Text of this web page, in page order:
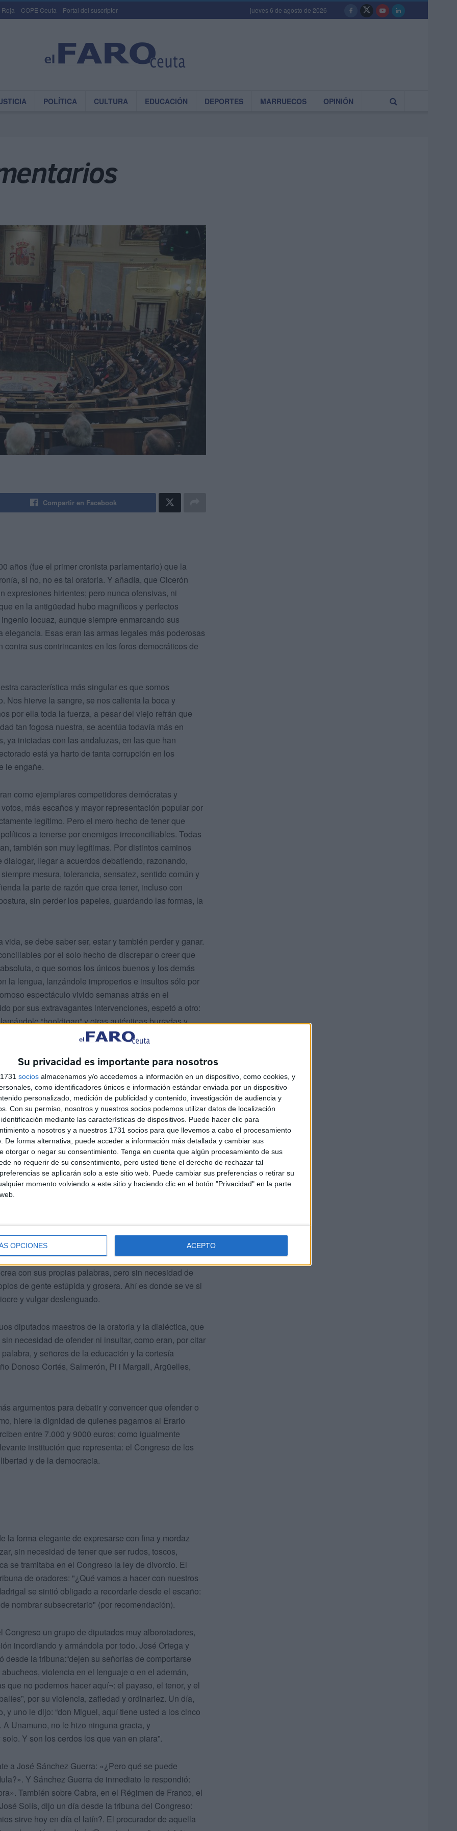
Su privacidad es importante para nosotros
socios almacenamos y/o accedemos a información en un dispositivo, como cookies, y
como identificadores únicos e información estándar enviada por un dispositivo
personalizado, medición de publicidad y contenido, investigación de audiencia y
Con su permiso, nosotros y nuestros socios podemos utilizar datos de localización
mediante las características de dispositivos. Puede hacer clic para
a nosotros y a nuestros 1731 socios para que llevemos a cabo el procesamiento
De forma alternativa, puede acceder a información más detallada y cambiar sus
otorgar o negar su consentimiento. Tenga en cuenta que algún procesamiento de sus
no requerir de su consentimiento, pero usted tiene el derecho de rechazar tal
se aplicarán solo a este sitio web. Puede cambiar sus preferencias o retirar su
momento volviendo a este sitio y haciendo clic en el botón "Privacidad" en la parte
OPCIONES ACEPTO
Roja COPE Ceuta Portal del suscriptor jueves 6 de agosto de 2026
POLÍTICA CULTURA EDUCACIÓN DEPORTES MARRUECOS OPINIÓN
Compartir en Facebook
años (fue el primer cronista parlamentario) que la
si no, no es tal oratoria. Y añadía, que Cicerón
expresiones hirientes; pero nunca ofensivas, ni
en la antigüedad hubo magníficos y perfectos
locuaz, aunque siempre enmarcando sus
Esas eran las armas legales más poderosas
sus contrincantes en los foros democráticos de
característica más singular es que somos
Nos hierve la sangre, se nos calienta la boca y
por ella toda la fuerza, a pesar del viejo refrán que
tan fogosa nuestra, se acentúa todavía más en
ya iniciadas con las andaluzas, en las que han
está ya harto de tanta corrupción en los
le engañe.
como ejemplares competidores demócratas y
más escaños y mayor representación popular por
legítimo. Pero el mero hecho de tener que
a tenerse por enemigos irreconciliables. Todas
también son muy legítimas. Por distintos caminos
llegar a acuerdos debatiendo, razonando,
mesura, tolerancia, sensatez, sentido común y
la parte de razón que crea tener, incluso con
sin perder los papeles, guardando las formas, la
se debe saber ser, estar y también perder y ganar.
por el solo hecho de discrepar o creer que
o que somos los únicos buenos y los demás
la lengua, lanzándole improperios e insultos sólo por
espectáculo vivido semanas atrás en el
por sus extravagantes intervenciones, espetó a otro:
“hooldigan” y otras auténticas burradas y
a contestarle: “usted es esa mezcla de serrín y
ministro dijo haber recibido de otro diputado
lo más asqueroso, indigno y vergonzoso que en el
y fanático de su causa para comportarse así. De ser
primer ministro británico, Winston Churchil, para que
no puede cambiar de opinión, y tampoco quiere
a expelerle a otro por su sucia boca tan repulsiva
filósofo griego Diógenes, que tan abandonado era
su propio síndrome de coleccionar basura.
Con lo rico que es el idioma español en
con ironía que pueda producir en el difamador el
con sus propias palabras, pero sin necesidad de
de gente estúpida y grosera. Ahí es donde se ve si
y vulgar deslenguado.
diputados maestros de la oratoria y la dialéctica, que
necesidad de ofender ni insultar, como eran, por citar
y señores de la educación y la cortesía
Donoso Cortés, Salmerón, Pi i Margall, Argüelles,
argumentos para debatir y convencer que ofender o
hiere la dignidad de quienes pagamos al Erario
entre 7.000 y 9000 euros; como igualmente
institución que representa: el Congreso de los
y de la democracia.
la forma elegante de expresarse con fina y mordaz
sin necesidad de tener que ser rudos, toscos,
se tramitaba en el Congreso la ley de divorcio. El
de oradores: "¿Qué vamos a hacer con nuestros
se sintió obligado a recordarle desde el escaño:
nombrar subsecretario" (por recomendación).
un grupo de diputados muy alborotadores,
incordiando y armándola por todo. José Ortega y
la tribuna:“dejen su señorías de comportarse
violencia en el lenguaje o en el ademán,
que no podemos hacer aquí¬: el payaso, el tenor, y el
por su violencia, zafiedad y ordinariez. Un día,
uno le dijo: “don Miguel, aquí tiene usted a los cinco
Unamuno, no le hizo ninguna gracia, y
Y son los cerdos los que van en piara”.
a José Sánchez Guerra: «¿Pero qué se puede
Y Sánchez Guerra de inmediato le respondió:
También sobre Cabra, en el Régimen de Franco, el
Solís, dijo un día desde la tribuna del Congreso:
sirve hoy en día el latín?. El procurador de aquella